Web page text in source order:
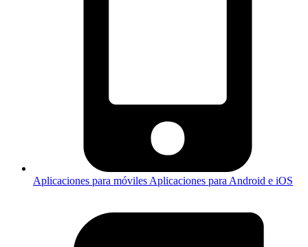
Aplicaciones para móviles Aplicaciones para Android e iOS